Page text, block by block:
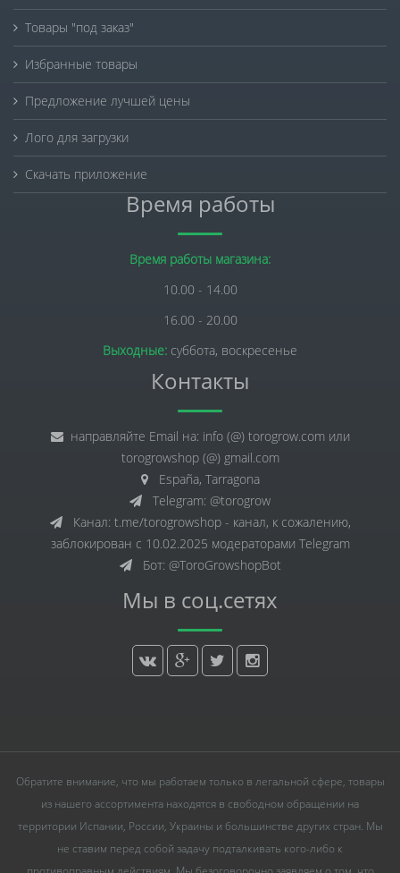
Товары "под заказ"
Избранные товары
Предложение лучшей цены
Лого для загрузки
Скачать приложение
Время работы
Время работы магазина:
10.00 - 14.00
16.00 - 20.00
Выходные: суббота, воскресенье
Контакты
направляйте Email на: info (@) torogrow.com или
torogrowshop (@) gmail.com
España, Tarragona
Telegram: @torogrow
Канал: t.me/torogrowshop - канал, к сожалению,
заблокирован с 10.02.2025 модераторами Telegram
Бот: @ToroGrowshopBot
Мы в соц.сетях
Обратите внимание, что мы работаем только в легальной сфере, товары
из нашего ассортимента находятся в свободном обращении на
территории Испании, России, Украины и большинстве других стран. Мы
не ставим перед собой задачу подталкивать кого-либо к